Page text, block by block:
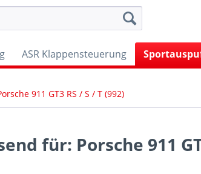
ASR Klappensteuerung
911 GT3 RS / S / T (992)
für: Porsche 911